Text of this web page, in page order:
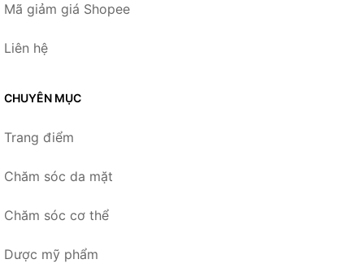
Mã giảm giá Shopee
Liên hệ
CHUYÊN MỤC
Trang điểm
Chăm sóc da mặt
Chăm sóc cơ thể
Dược mỹ phẩm